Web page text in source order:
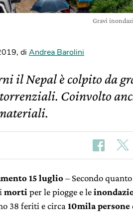
Gravi
, di Andrea Barolini
il Nepal è colpito da
Coinvolto
15 luglio– Secondo
morti per le piogge e le
38 feriti e circa 10mila persone